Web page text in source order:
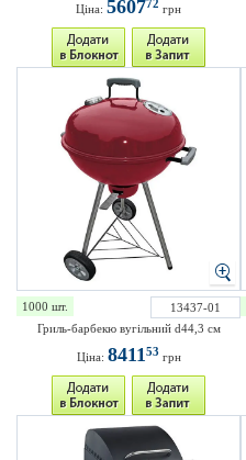
Ціна: 560772 грн
1000 шт.
13437-01
Гриль-барбекю вугільний d44,3 см
Ціна: 841153 грн